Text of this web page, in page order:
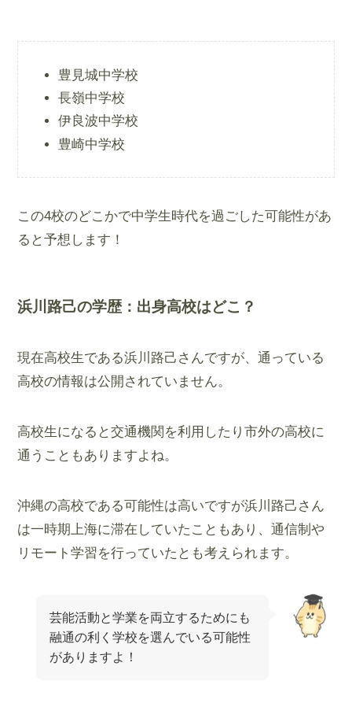
豊見城中学校
長嶺中学校
伊良波中学校
豊崎中学校
この4校のどこかで中学生時代を過ごした可能性があ
ると予想します！
浜川路己の学歴：出身高校はどこ？
現在高校生である浜川路己さんですが、通っている
高校の情報は公開されていません。
高校生になると交通機関を利用したり市外の高校に
通うこともありますよね。
沖縄の高校である可能性は高いですが浜川路己さん
は一時期上海に滞在していたこともあり、通信制や
リモート学習を行っていたとも考えられます。
芸能活動と学業を両立するためにも
融通の利く学校を選んでいる可能性
がありますよ！